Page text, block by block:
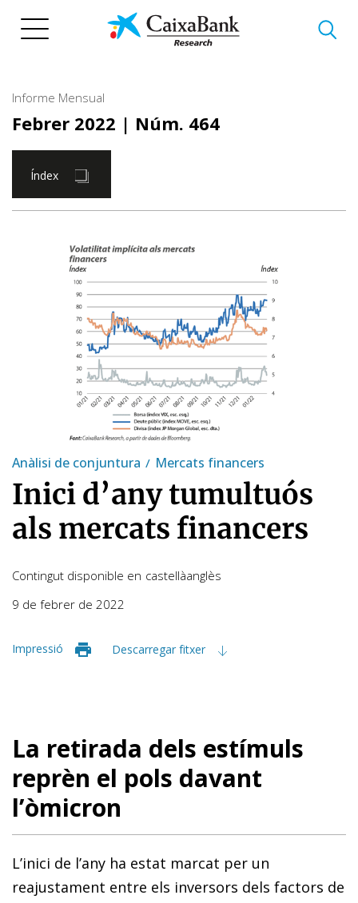
Informe Mensual
Febrer 2022 | Núm. 464
Índex
Anàlisi de conjuntura Mercats financers
Inici d’any tumultuós
als mercats financers
Contingut disponible en castellàanglès
9 de febrer de 2022
Impressió Descarregar fitxer
La retirada dels estímuls
reprèn el pols davant
l’òmicron
L’inici de l’any ha estat marcat per un
reajustament entre els inversors dels factors de